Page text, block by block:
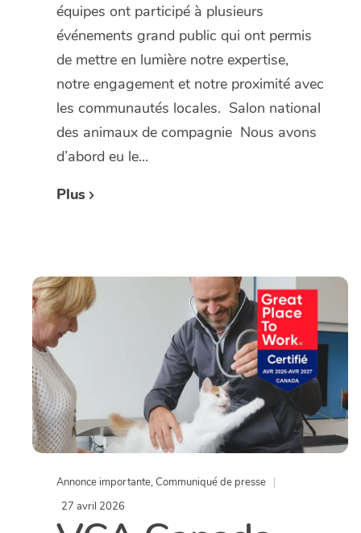
équipes ont participé à plusieurs
événements grand public qui ont permis
de mettre en lumière notre expertise,
notre engagement et notre proximité avec
les communautés locales. Salon national
des animaux de compagnie Nous avons
d’abord eu le...
Plus
Annonce importante, Communiqué de presse
27 avril 2026